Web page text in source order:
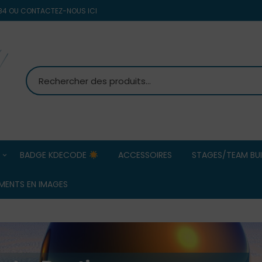
OU CONTACTEZ-NOUS ICI
MS PETANQUE
BOULENCIEL
BADGE KDECODE ACCESSOIRES STAGES/TEAM
d’entreprise/
Stage
EN IMAGES